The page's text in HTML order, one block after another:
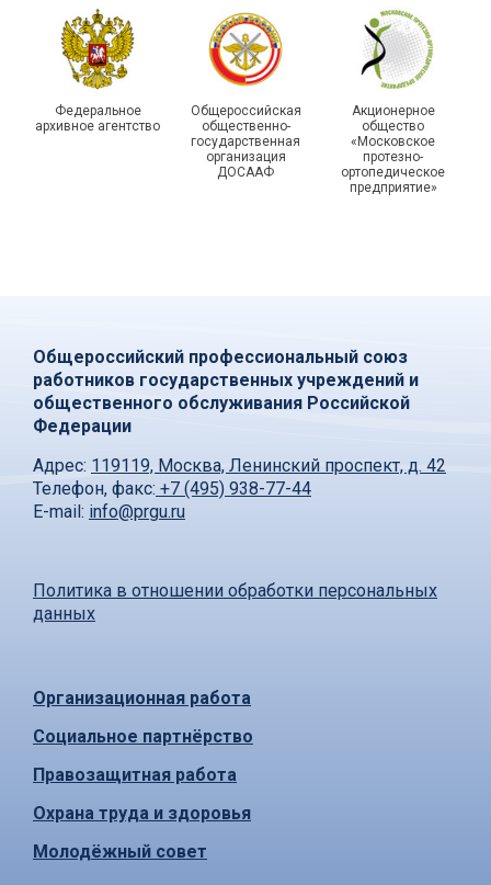
Федеральное
архивное агентство
Общероссийская
общественно-
государственная
организация
ДОСААФ
Акционерное
общество
«Московское
протезно-
ортопедическое
предприятие»
Общероссийский профессиональный союз
работников государственных учреждений и
общественного обслуживания Российской
Федерации
Адрес: 119119, Москва, Ленинский проспект, д. 42
Телефон, факс: +7 (495) 938-77-44
E-mail: info@prgu.ru
Политика в отношении обработки персональных
данных
Организационная работа
Социальное партнёрство
Правозащитная работа
Охрана труда и здоровья
Молодёжный совет